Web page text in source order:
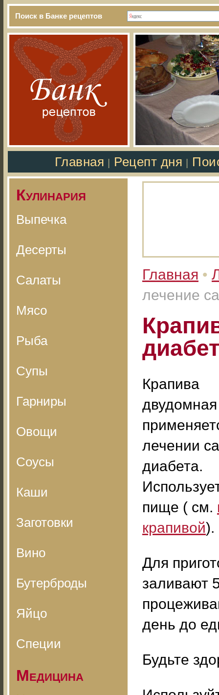
Поиск в Банке рецептов
Главная Рецепт дня
Кулинария
Выпечка
Десерты
Салаты
Мясо
Рыба
Супы
Гарниры
Овощи
Соусы
Каши
Заготовки
Вино
Бутерброды
Яйцо
Специи
Медицина
Главная •
лечение
Крапива
двудомная
лечении
диабета.
пище ( см.
крапивой).
Для
заливают
день до
Будьте